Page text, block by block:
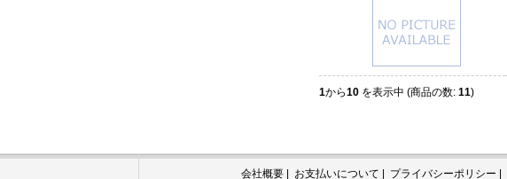
1から10を表示中 (商品の数: 11)
会社概要| お支払いについて | プライバシーポリシー |